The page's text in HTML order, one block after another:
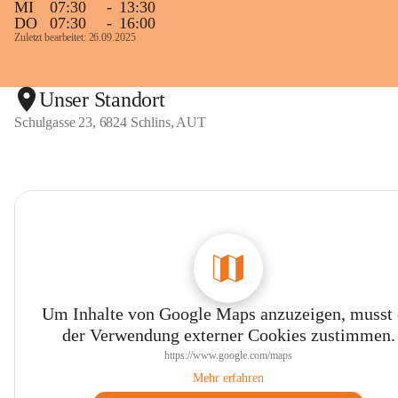
MI 07:30 - 13:30
DO
07:30 - 16:00
Zuletzt bearbeitet: 26.09.2025
Unser Standort
Schulgasse 23, 6824 Schlins, AUT
Um Inhalte von Google Maps anzuzeigen, musst
der Verwendung externer Cookies zustimmen.
https://www.google.com/maps
Mehr erfahren